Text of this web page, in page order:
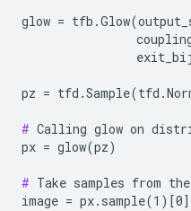
glow =
pz =
# Calling glow on
px = glow(pz)
# Take samples from
image =